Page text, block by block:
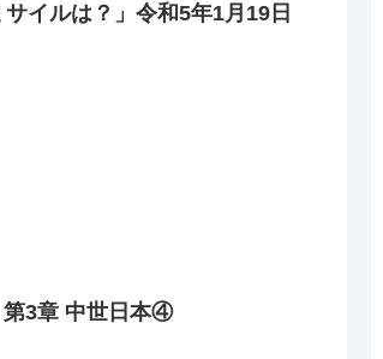
イルは？」令和5年1月19日
第3章 中世日本④